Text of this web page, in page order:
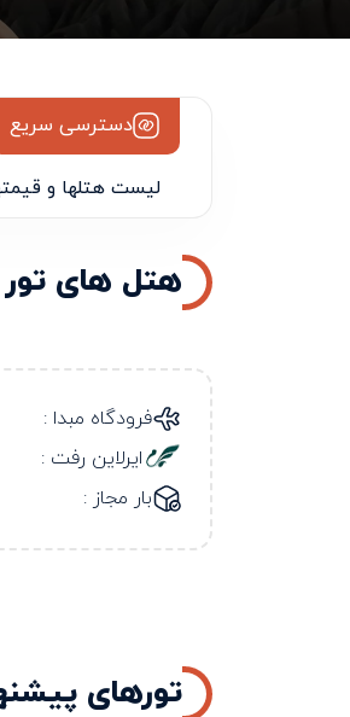
دسترسی سریع
لیست هتلها و
هتل های تور
فرودگاه مبدا :
ایرلاین رفت :
بار مجاز :
تورهای